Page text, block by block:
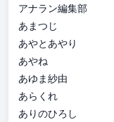
アナラン編集部
あまつじ
あやとあやり
あやね
あゆま紗由
あらくれ
ありのひろし